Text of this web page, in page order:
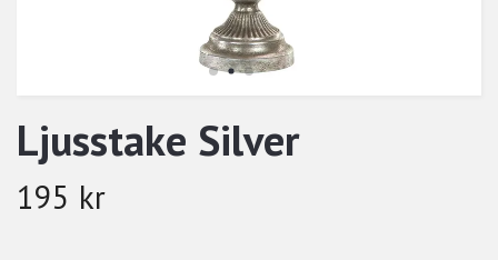
Ljusstake Silver
195 kr